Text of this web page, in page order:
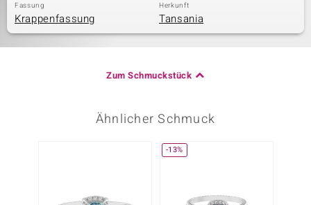
Fassung
Krappenfassung
Herkunft
Tansania
Zum Schmuckstück
Ähnlicher Schmuck
-13%